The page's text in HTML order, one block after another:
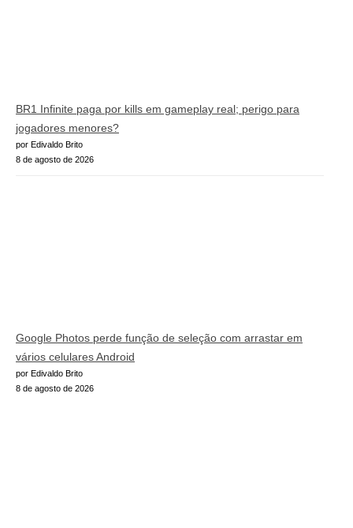
BR1 Infinite paga por kills em gameplay real; perigo para
jogadores menores?
por Edivaldo Brito
8 de agosto de 2026
Google Photos perde função de seleção com arrastar em
vários celulares Android
por Edivaldo Brito
8 de agosto de 2026